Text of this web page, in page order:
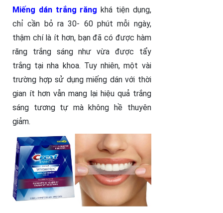
Miếng dán trắng răng khá tiện dụng,
chỉ cần bỏ ra 30- 60 phút mỗi ngày,
thậm chí là ít hơn, bạn đã có được hàm
răng trắng sáng như vừa được tẩy
trắng tại nha khoa. Tuy nhiên, một vài
trường hợp sử dụng miếng dán với thời
gian ít hơn vẫn mang lại hiệu quả trắng
sáng tương tự mà không hề thuyên
giảm.